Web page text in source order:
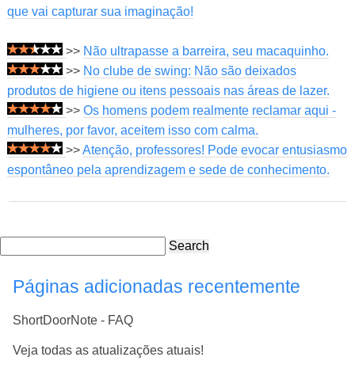
que vai capturar sua imaginação!
>> Não ultrapasse a barreira, seu macaquinho.
>> No clube de swing: Não são deixados
produtos de higiene ou itens pessoais nas áreas de lazer.
>> Os homens podem realmente reclamar aqui -
mulheres, por favor, aceitem isso com calma.
>>Atenção, professores! Pode evocar entusiasmo
espontâneo pela aprendizagem e sede de conhecimento.
Search
Páginas adicionadas recentemente
ShortDoorNote - FAQ
Veja todas as atualizações atuais!